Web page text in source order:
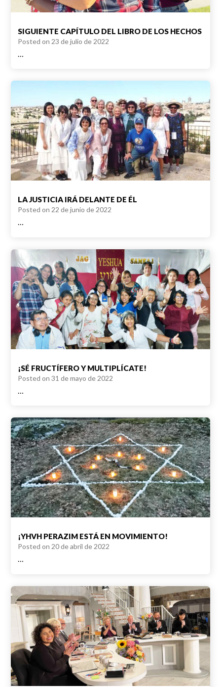
SIGUIENTE CAPÍTULO DEL LIBRO DE LOS HECHOS
Posted on 23 de julio de 2022
…
LA JUSTICIA IRÁ DELANTE DE ÉL
Posted on22 de junio de 2022
…
¡SÉ FRUCTÍFERO Y MULTIPLÍCATE!
Posted on31 de mayo de 2022
…
¡YHVH PERAZIM ESTÁ EN MOVIMIENTO!
Posted on20 de abril de 2022
…